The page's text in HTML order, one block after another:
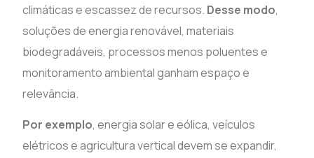
climáticas e escassez de recursos. Desse modo,
soluções de energia renovável, materiais
biodegradáveis, processos menos poluentes e
monitoramento ambiental ganham espaço e
relevância.
Por exemplo, energia solar e eólica, veículos
elétricos e agricultura vertical devem se expandir,